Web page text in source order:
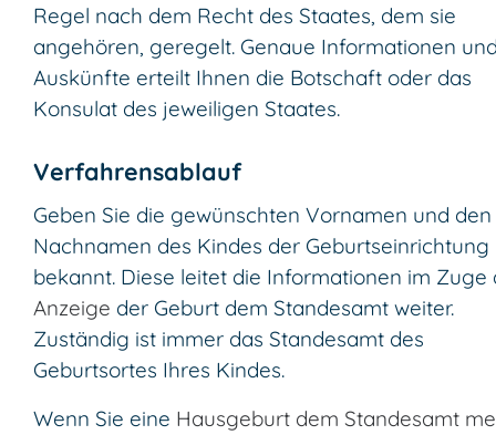
Regel nach dem Recht des Staates, dem sie
angehören, geregelt. Genaue Informationen
Auskünfte erteilt Ihnen die Botschaft oder das
Konsulat des jeweiligen Staates.
Verfahrensablauf
Geben Sie die gewünschten Vornamen und den
Nachnamen des Kindes der Geburtseinrichtung
bekannt. Diese leitet die Informationen im Zuge
Anzeige der Geburt dem Standesamt weiter.
Zuständig ist immer das Standesamt des
Geburtsortes Ihres Kindes.
Wenn Sie eine Hausgeburt dem Standesamt